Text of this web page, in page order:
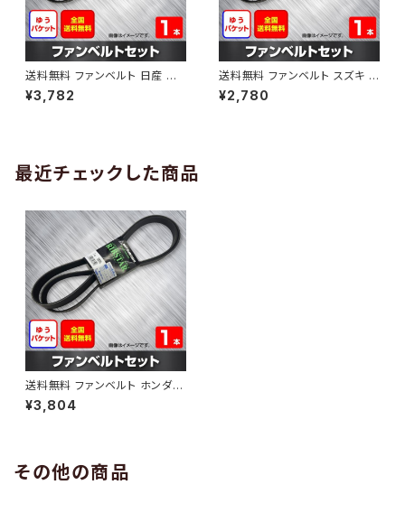
送料無料 ファンベルト 日産 キ
ューブ 型式Z12 H20.11～H24.
10 （国内トップメーカー） 1本 H
¥3,782
送料無料 ファンベルト スズキ ワ
ゴンR 型式MH34S H24.09～
H29.02 （国内トップメーカー）
¥2,780
最近チェックした商品
送料無料 ファンベルト ホンダ
ステップワゴンスパーダ 型式RG
1 H19.11～H21.10 （国内トップ
¥3,804
その他の商品